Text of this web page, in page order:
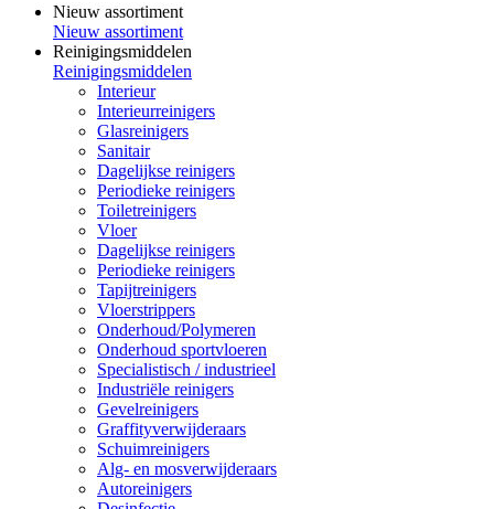
Nieuw assortiment
Nieuw assortiment
Reinigingsmiddelen
Reinigingsmiddelen
Interieur
Interieurreinigers
Glasreinigers
Sanitair
Dagelijkse reinigers
Periodieke reinigers
Toiletreinigers
Vloer
Dagelijkse reinigers
Periodieke reinigers
Tapijtreinigers
Vloerstrippers
Onderhoud/Polymeren
Onderhoud sportvloeren
Specialistisch / industrieel
Industriële reinigers
Gevelreinigers
Graffityverwijderaars
Schuimreinigers
Alg- en mosverwijderaars
Autoreinigers